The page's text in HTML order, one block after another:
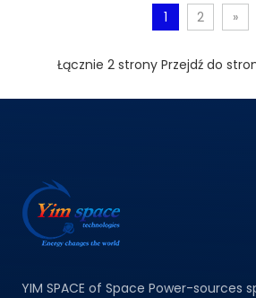
1 2 »
Łącznie 2 strony Przejdź do
YIM SPACE of Space Power-sources